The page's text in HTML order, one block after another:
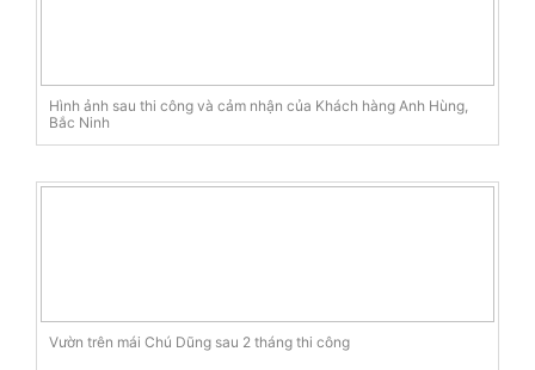
Hình ảnh sau thi công và cảm nhận của Khách hàng Anh Hùng,
Bắc Ninh
Vườn trên mái Chú Dũng sau 2 tháng thi công